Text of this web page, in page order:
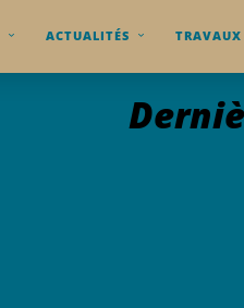
ACTUALITÉS TRAVAUX